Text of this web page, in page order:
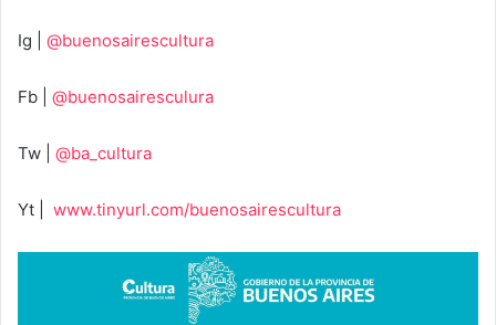
Ig | @buenosairescultura
Fb | @buenosairesculura
Tw | @ba_cultura
Yt | www.tinyurl.com/buenosairescultura